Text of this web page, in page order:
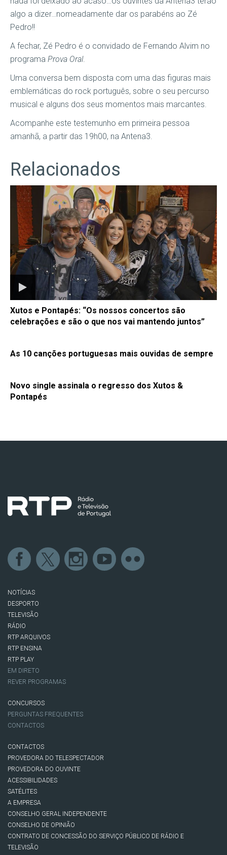
algo a dizer…nomeadamente dar os parabéns ao Zé
Pedro!!
A fechar, Zé Pedro é o convidado de Fernando Alvim no
programa Prova Oral.
Uma conversa bem disposta com uma das figuras mais
emblemáticas do rock português, sobre o seu percurso
musical e alguns dos seus momentos mais marcantes.
Acompanhe este testemunho em primeira pessoa
amanhã, a partir das 19h00, na Antena3.
Relacionados
Xutos e Pontapés: “Os nossos concertos são
celebrações e são o que nos vai mantendo juntos”
As 10 canções portuguesas mais ouvidas de sempre
Novo single assinala o regresso dos Xutos &
Pontapés
NOTÍCIAS
DESPORTO
TELEVISÃO
RÁDIO
RTP ARQUIVOS
RTP ENSINA
RTP PLAY
EM DIRETO
REVER PROGRAMAS
CONCURSOS
PERGUNTAS FREQUENTES
CONTACTOS
CONTACTOS
PROVEDORA DO TELESPECTADOR
PROVEDORA DO OUVINTE
ACESSIBILIDADES
SATÉLITES
A EMPRESA
CONSELHO GERAL INDEPENDENTE
CONSELHO DE OPINIÃO
CONTRATO DE CONCESSÃO DO SERVIÇO PÚBLICO DE RÁDIO E
TELEVISÃO